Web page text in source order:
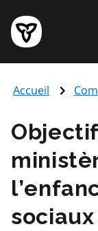
au
contenu
principal
Page
d'accueil
de
Accueil